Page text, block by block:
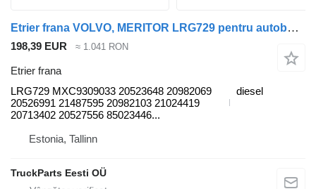
Etrier frana VOLVO, MERITOR LRG729 pentru autobuz Volvo B6, B7, B9, B10, B12 bus (1978-2011)
198,39 EUR ≈ 1.041 RON
Etrier frana
LRG729 MXC9309033 20523648 20982069
20526991 21487595 20982103 21024419
20713402 20527556 85023446...
diesel
Estonia, Tallinn
TruckParts Eesti OÜ